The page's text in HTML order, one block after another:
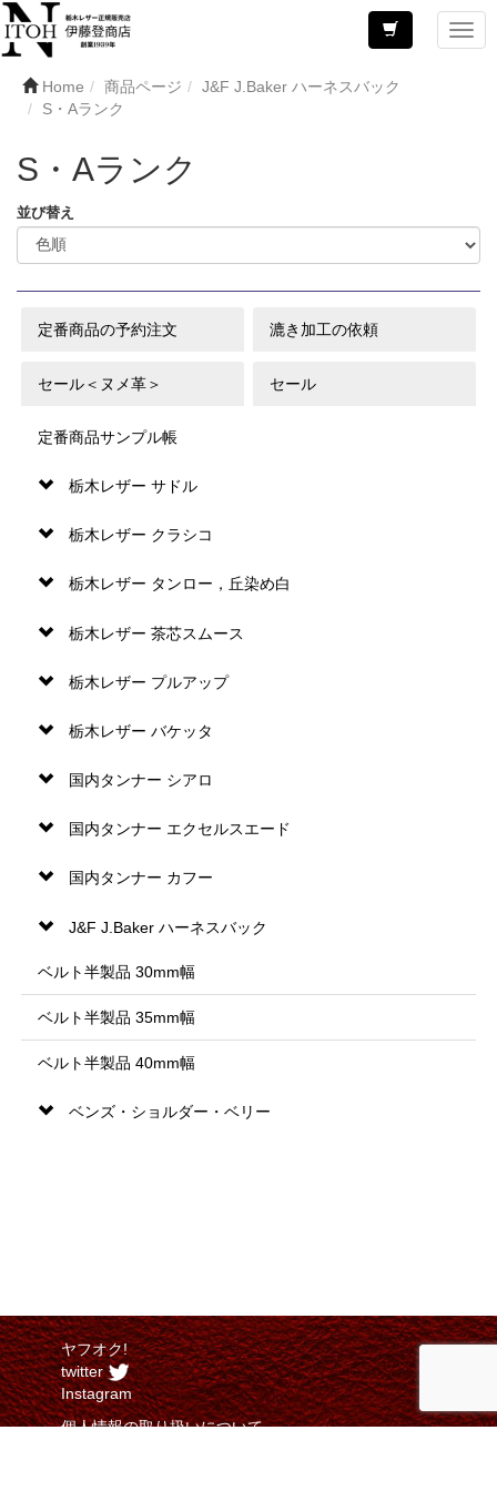
Home 商品ページ
J&F J.Baker ハーネスバック
S・Aランク
定番商品の予約注文 漉き加工の依頼
セール＜ヌメ革＞ セール
定番商品サンプル帳
栃木レザー サドル
栃木レザー クラシコ
栃木レザー タンロー，丘染め白
栃木レザー 茶芯スムース
栃木レザー プルアップ
栃木レザー バケッタ
国内タンナー シアロ
国内タンナー エクセルスエード
国内タンナー カフー
J&F J.Baker ハーネスバック
ベルト半製品 30mm幅
ベルト半製品 35mm幅
ベルト半製品 40mm幅
ベンズ・ショルダー・ベリー
S・Aランク
並び替え
ヤフオク!
twitter
Instagram
個人情報の取り扱いについて